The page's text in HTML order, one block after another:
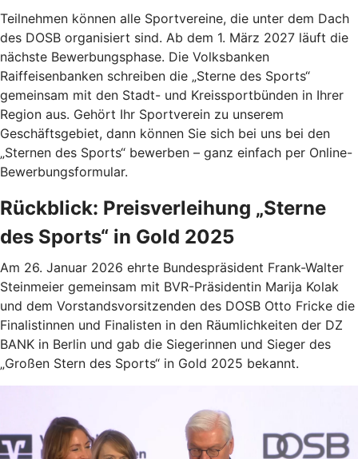
Teilnehmen können alle Sportvereine, die unter dem Dach
des DOSB organisiert sind. Ab dem 1. März 2027 läuft die
nächste Bewerbungsphase. Die Volksbanken
Raiffeisenbanken schreiben die „Sterne des Sports“
gemeinsam mit den Stadt- und Kreissportbünden in Ihrer
Region aus. Gehört Ihr Sportverein zu unserem
Geschäftsgebiet, dann können Sie sich bei uns bei den
„Sternen des Sports“ bewerben – ganz einfach per Online-
Bewerbungsformular.
Rückblick: Preisverleihung „Sterne
des Sports“ in Gold 2025
Am 26. Januar 2026 ehrte Bundespräsident Frank-Walter
Steinmeier gemeinsam mit BVR-Präsidentin Marija Kolak
und dem Vorstandsvorsitzenden des DOSB Otto Fricke die
Finalistinnen und Finalisten in den Räumlichkeiten der DZ
BANK in Berlin und gab die Siegerinnen und Sieger des
„Großen Stern des Sports“ in Gold 2025 bekannt.